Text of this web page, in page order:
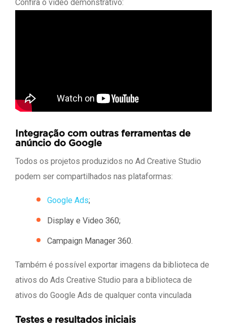
Confira o vídeo demonstrativo:
Integração com outras ferramentas de
anúncio do Google
Todos os projetos produzidos no Ad Creative Studio
podem ser compartilhados nas plataformas:
Google Ads;
Display e Video 360;
Campaign Manager 360.
Também é possível exportar imagens da biblioteca de
ativos do Ads Creative Studio para a biblioteca de
ativos do Google Ads de qualquer conta vinculada
Testes e resultados iniciais